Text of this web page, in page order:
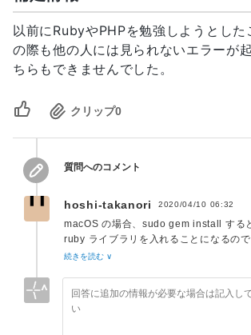
extconf failed, exit code 1
Gem files will remain installed
/Library/Ruby/Gems/2.6.0/gems/
Results logged to
以前にRubyやPHPを勉強しようとした
の際も他の人には見られないエラーが
ちらもできませんでした。
クリップ0
質問へのコメント
hoshi-takanori 2020/04/10 06:32
macOS の場合、sudo gem install する
ruby ライブラリを入れることになるの
めしません。Homebrew (
続きを読む ∨